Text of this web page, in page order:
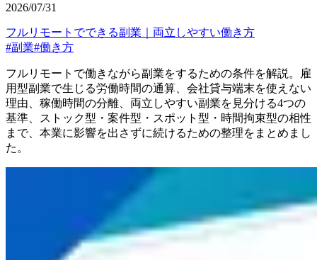
2026/07/31
フルリモートでできる副業｜両立しやすい働き方
#副業#働き方
フルリモートで働きながら副業をするための条件を解説。雇
用型副業で生じる労働時間の通算、会社貸与端末を使えない
理由、稼働時間の分離、両立しやすい副業を見分ける4つの
基準、ストック型・案件型・スポット型・時間拘束型の相性
まで、本業に影響を出さずに続けるための整理をまとめまし
た。